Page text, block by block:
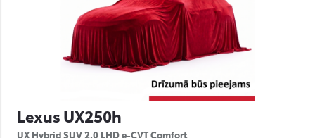
Lexus UX250h
UX Hybrid SUV 2.0 LHD e-CVT Comfort